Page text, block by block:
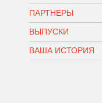
ПАРТНЕРЫ
ВЫПУСКИ
ВАША ИСТОРИЯ